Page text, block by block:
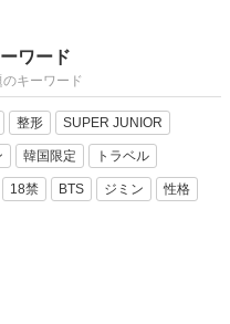
ワード
キーワード
整形 SUPER JUNIOR
韓国限定 トラベル
18禁 BTS ジミン 性格